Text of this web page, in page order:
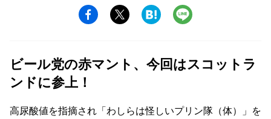
ビール党の赤マント、今回はスコットラ
ンドに参上！
高尿酸値を指摘され「わしらは怪しいプリン隊（体）」を